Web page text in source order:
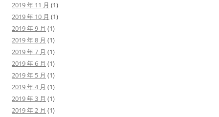
2019 年 11 月 (1)
2019 年 10 月 (1)
2019 年 9 月 (1)
2019 年 8 月 (1)
2019 年 7 月 (1)
2019 年 6 月 (1)
2019 年 5 月 (1)
2019 年 4 月 (1)
2019 年 3 月 (1)
2019 年 2 月 (1)